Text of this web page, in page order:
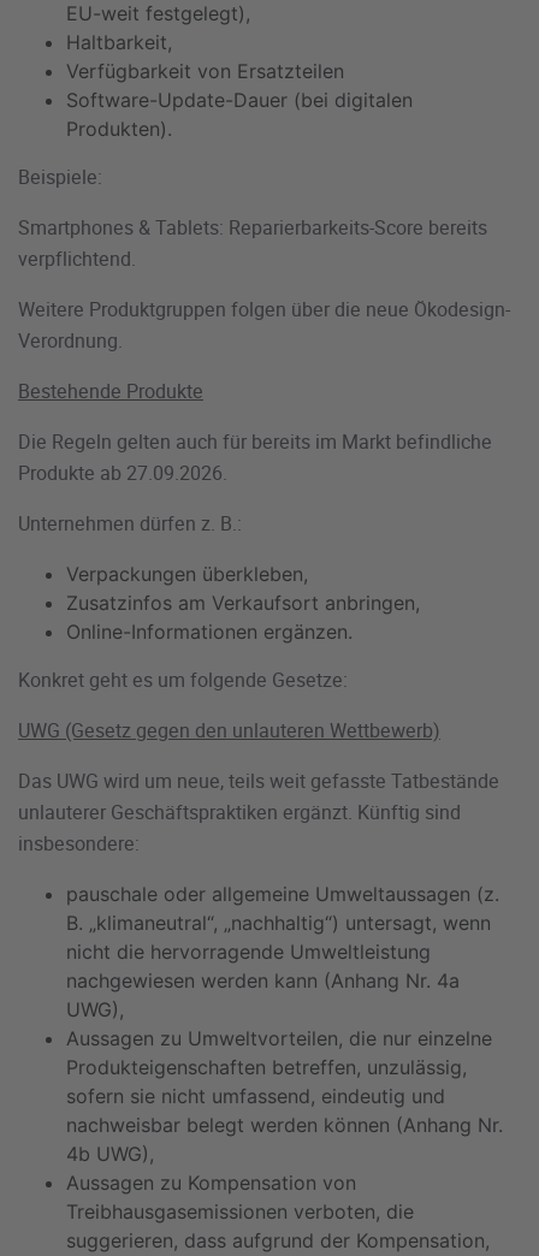
EU-weit festgelegt),
Haltbarkeit,
Verfügbarkeit von Ersatzteilen
Software-Update-Dauer (bei digitalen
Produkten).
Beispiele:
Smartphones & Tablets: Reparierbarkeits-Score bereits
verpflichtend.
Weitere Produktgruppen folgen über die neue Ökodesign-
Verordnung.
Bestehende Produkte
Die Regeln gelten auch für bereits im Markt befindliche
Produkte ab 27.09.2026.
Unternehmen dürfen z. B.:
Verpackungen überkleben,
Zusatzinfos am Verkaufsort anbringen,
Online-Informationen ergänzen.
Konkret geht es um folgende Gesetze:
UWG (Gesetz gegen den unlauteren Wettbewerb)
Das UWG wird um neue, teils weit gefasste Tatbestände
unlauterer Geschäftspraktiken ergänzt. Künftig sind
insbesondere:
pauschale oder allgemeine Umweltaussagen (z.
B. „klimaneutral“, „nachhaltig“) untersagt, wenn
nicht die hervorragende Umweltleistung
nachgewiesen werden kann (Anhang Nr. 4a
UWG),
Aussagen zu Umweltvorteilen, die nur einzelne
Produkteigenschaften betreffen, unzulässig,
sofern sie nicht umfassend, eindeutig und
nachweisbar belegt werden können (Anhang Nr.
4b UWG),
Aussagen zu Kompensation von
Treibhausgasemissionen verboten, die
suggerieren, dass aufgrund der Kompensation,